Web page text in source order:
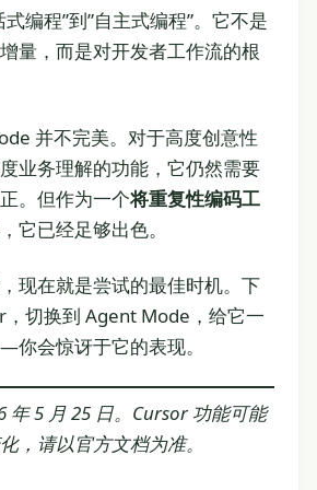
编程”到”自主式编程”。它不是
量，而是对开发者工作流的根
并不完美。对于高度创意性
业务理解的功能，它仍然需要
。但作为一个将重复性编码工
，它已经足够出色。
现在就是尝试的最佳时机。下
切换到 Agent Mode，给它一
会惊讶于它的表现。
年 5 月 25 日。Cursor 功能可能
，请以官方文档为准。